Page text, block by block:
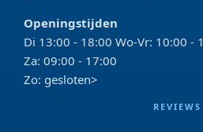
Openingstijden
Di 13:00 - 18:00 Wo-Vr: 10:00 -
Za: 09:00 - 17:00
Zo: gesloten>
REVIEWS